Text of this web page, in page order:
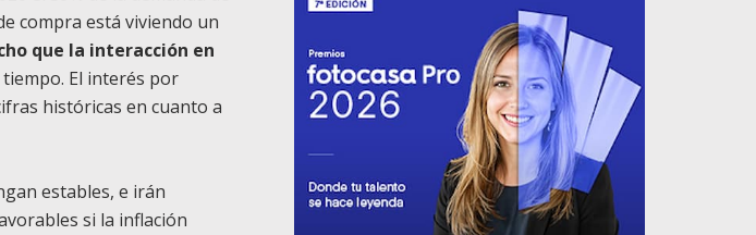
compra está viviendo un
que la interacción en
El interés por
históricas en cuanto a
estables, e irán
si la inflación